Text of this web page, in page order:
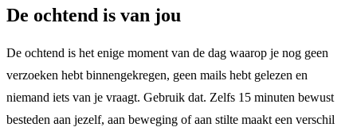
De ochtend is van jou
De ochtend is het enige moment van de dag waarop je nog geen
verzoeken hebt binnengekregen, geen mails hebt gelezen en
niemand iets van je vraagt. Gebruik dat. Zelfs 15 minuten bewust
besteden aan jezelf, aan beweging of aan stilte maakt een verschil